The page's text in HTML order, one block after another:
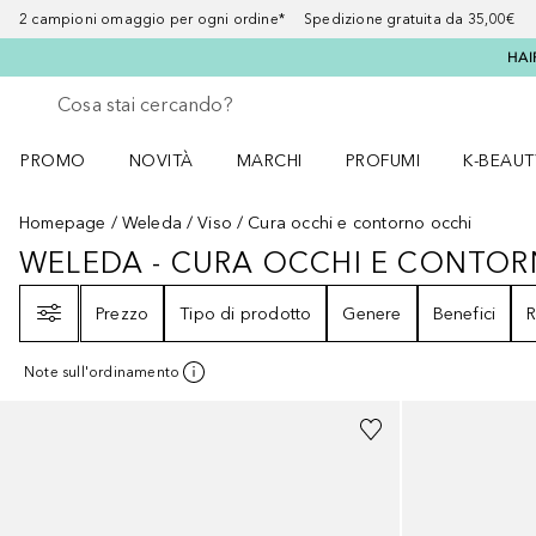
2 campioni omaggio per ogni ordine* Spedizione gratuita da 35,00€
Torna indietro
Esegui ricerca
PROMO
NOVITÀ
MARCHI
PROFUMI
K-
Homepage Weleda Viso Cura occhi e contorno occhi
WELEDA - CURA OCCHI E
WELEDA - CURA OCCHI E
Prezzo
Tipo di prodotto Genere Benefici
Note sull'ordinamento